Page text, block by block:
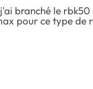
branché le
pour ce type de